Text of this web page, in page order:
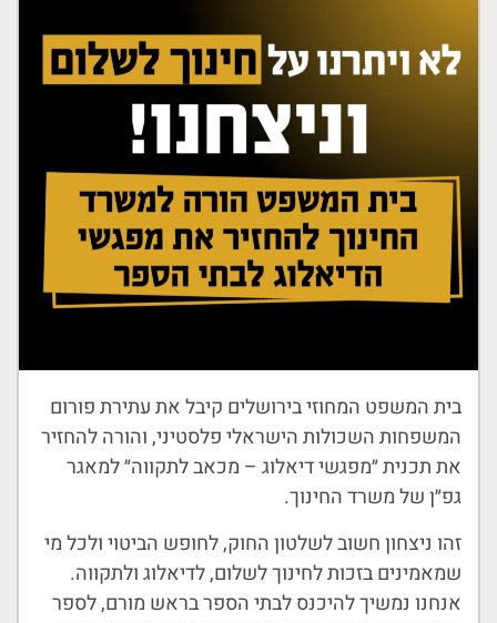
בית המשפט המחוזי בירושלים קיבל את עתירת פורום
המשפחות השכולות הישראלי פלסטיני, והורה להחזיר
את תכנית ״מפגשי דיאלוג – מכאב לתקווה״ למאגר
גפ״ן של משרד החינוך.
זהו ניצחון חשוב לשלטון החוק, לחופש הביטוי ולכל מי
שמאמינים בזכות לחינוך לשלום, לדיאלוג ולתקווה.
אנחנו נמשיך להיכנס לבתי הספר בראש מורם, לספר